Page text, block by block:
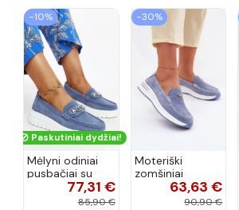
−10%
Paskutiniai dydžiai!
Mėlyni odiniai
pusbačiai su
dekoratyvine
sagtimi Taija
77,31 €
85,90 €
−30%
Moteriški
zomšiniai
mokasinai
Demela mėlynos
63,63 €
90,90 €